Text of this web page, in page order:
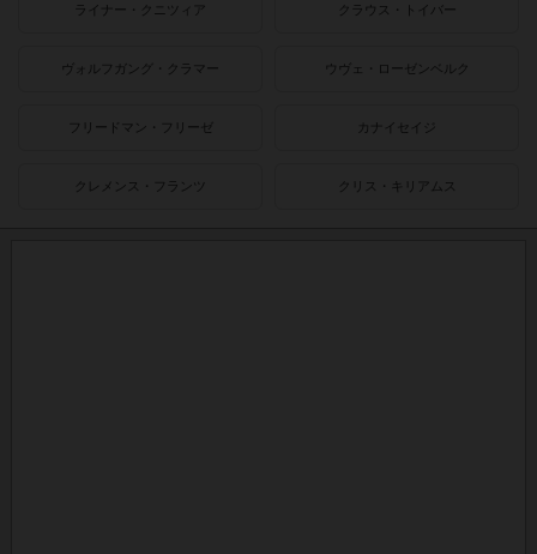
ライナー・クニツィア クラウス・トイバー
ヴォルフガング・クラマー ウヴェ・ローゼンベルク
フリードマン・フリーゼ カナイセイジ
クレメンス・フランツ クリス・キリアムス